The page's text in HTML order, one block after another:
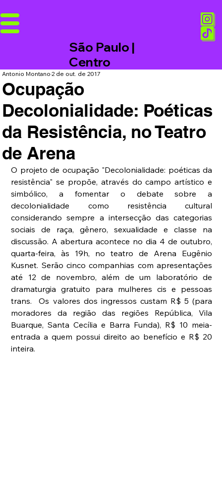
São Paulo |
Centro
Ocupação
Decolonialidade: Poéticas
da Resistência, no Teatro
de Arena
Antonio Montano2 de out. de 2017
O projeto de ocupação "Decolonialidade: poéticas da
resistência" se propõe, através do campo artístico e
simbólico, a fomentar o debate sobre a
decolonialidade como resistência cultural
considerando sempre a intersecção das categorias
sociais de raça, gênero, sexualidade e classe na
discussão. A abertura acontece no dia 4 de outubro,
quarta-feira, às 19h, no teatro de Arena Eugênio
Kusnet. Serão cinco companhias com apresentações
até 12 de novembro, além de um laboratório de
dramaturgia gratuito para mulheres cis e pessoas
trans.  Os valores dos ingressos custam R$ 5 (para
moradores da região das regiões República, Vila
Buarque, Santa Cecília e Barra Funda), R$ 10 meia-
entrada a quem possui direito ao benefício e R$ 20
inteira.